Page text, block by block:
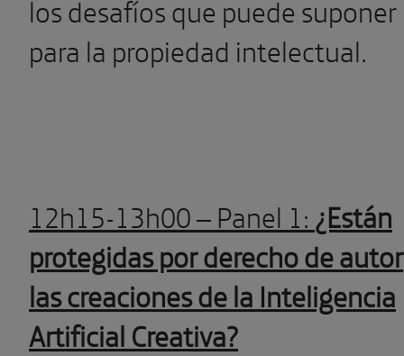
los desafíos que puede suponer
para la propiedad intelectual.
12h15-13h00 – Panel 1: ¿Están
protegidas por derecho de autor
las creaciones de la Inteligencia
Artificial Creativa?